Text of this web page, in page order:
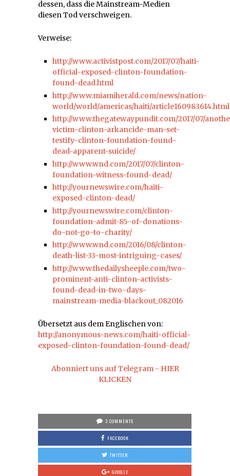
dessen, dass die Mainstream-Medien
diesen Tod verschweigen.
Verweise:
http://www.activistpost.com/2017/07/haiti-
official-exposed-clinton-foundation-
found-dead.html
http://www.miamiherald.com/news/nation-
world/world/americas/haiti/article160983614.html
http://www.thegatewaypundit.com/2017/07/
victim-clinton-arkancide-man-set-
testify-clinton-foundation-found-
dead-apparent-suicide/
http://www.wnd.com/2017/07/clinton-
foundation-witness-found-dead/
http://yournewswire.com/haiti-
exposed-clinton-dead/
http://yournewswire.com/clinton-
foundation-admit-85-of-donations-
do-not-go-to-charity/
http://www.wnd.com/2016/08/clinton-
death-list-33-most-intriguing-cases/
http://www.thedailysheeple.com/two-
prominent-anti-clinton-activists-
found-dead-in-two-days-
mainstream-media-blackout_082016
Übersetzt aus dem Englischen von:
http://anonymous-news.com/haiti-official-
exposed-clinton-foundation-found-dead/
Abonniert uns auf Telegram - HIER
KLICKEN
3 COMMENTS
FACEBOOK
TWITTER
GOOGLE